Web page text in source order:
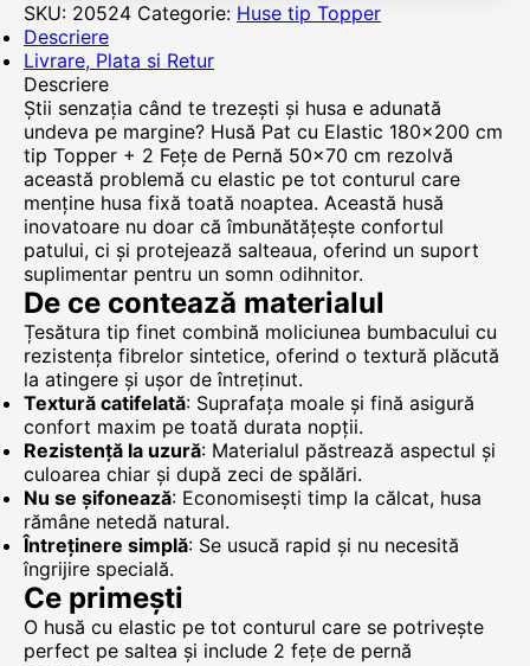
SKU: 20524 Categorie: Huse tip Topper
Descriere
Livrare, Plata si Retur
Descriere
Știi senzația când te trezești și husa e adunată
undeva pe margine? Husă Pat cu Elastic 180x200 cm
tip Topper + 2 Fețe de Pernă 50x70 cm rezolvă
această problemă cu elastic pe tot conturul care
menține husa fixă toată noaptea. Această husă
inovatoare nu doar că îmbunătățește confortul
patului, ci și protejează salteaua, oferind un suport
suplimentar pentru un somn odihnitor.
De ce contează materialul
Țesătura tip finet combină moliciunea bumbacului cu
rezistența fibrelor sintetice, oferind o textură plăcută
la atingere și ușor de întreținut.
Textură catifelată: Suprafața moale și fină asigură
confort maxim pe toată durata nopții.
Rezistență la uzură: Materialul păstrează aspectul și
culoarea chiar și după zeci de spălări.
Nu se șifonează: Economisești timp la călcat, husa
rămâne netedă natural.
Întreținere simplă: Se usucă rapid și nu necesită
îngrijire specială.
Ce primești
O husă cu elastic pe tot conturul care se potrivește
perfect pe saltea și include 2 fețe de pernă